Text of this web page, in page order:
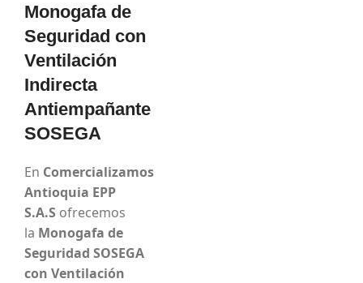
Monogafa de
Seguridad con
Ventilación
Indirecta
Antiempañante
SOSEGA
En Comercializamos
Antioquia EPP
S.A.S ofrecemos
la Monogafa de
Seguridad SOSEGA
con Ventilación